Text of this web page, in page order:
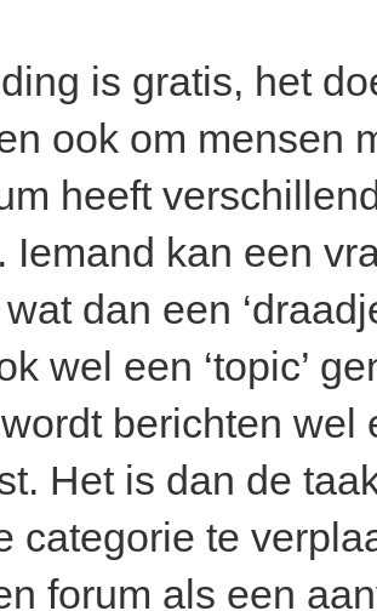
is gratis, het
ook om mensen
heeft
Iemand kan een
dan een
wel een ‘topic’
berichten wel
Het is dan de
categorie te
forum als een